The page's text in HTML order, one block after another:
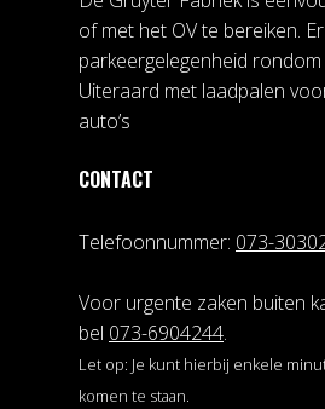
of met het OV te bereiken.
parkeergelegenheid
Uiteraard met laadpalen
auto’s
CONTACT
Telefoonnummer: 073-
Voor urgente zaken buiten
bel 073-6904244.
Let op: Je kunt hierbij enkele
komen te staan.